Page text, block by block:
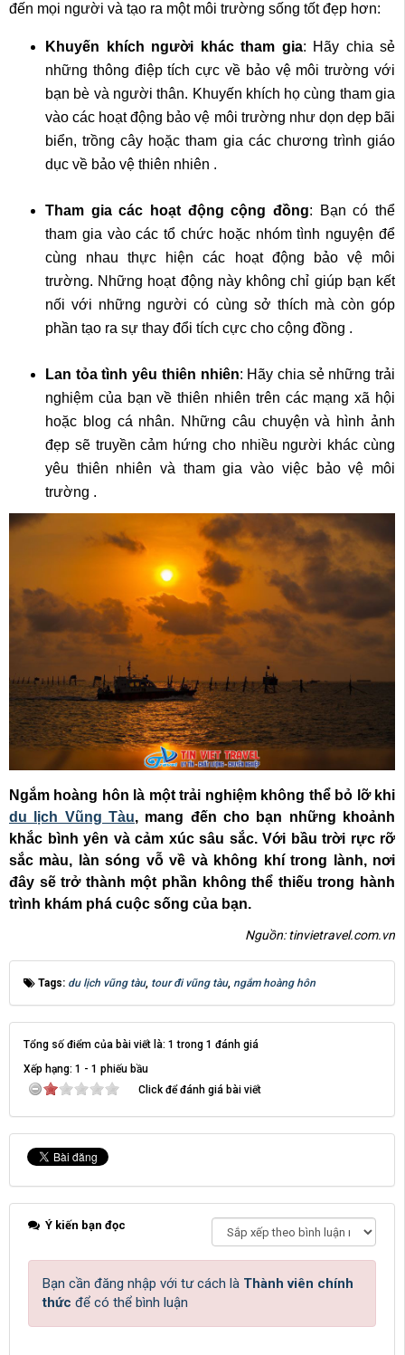
đến mọi người và tạo ra một môi trường sống tốt đẹp hơn:
Khuyến khích người khác tham gia: Hãy chia sẻ
những thông điệp tích cực về bảo vệ môi trường với
bạn bè và người thân. Khuyến khích họ cùng tham gia
vào các hoạt động bảo vệ môi trường như dọn dẹp bãi
biển, trồng cây hoặc tham gia các chương trình giáo
dục về bảo vệ thiên nhiên .
Tham gia các hoạt động cộng đồng: Bạn có thể
tham gia vào các tổ chức hoặc nhóm tình nguyện để
cùng nhau thực hiện các hoạt động bảo vệ môi
trường. Những hoạt động này không chỉ giúp bạn kết
nối với những người có cùng sở thích mà còn góp
phần tạo ra sự thay đổi tích cực cho cộng đồng .
Lan tỏa tình yêu thiên nhiên: Hãy chia sẻ những trải
nghiệm của bạn về thiên nhiên trên các mạng xã hội
hoặc blog cá nhân. Những câu chuyện và hình ảnh
đẹp sẽ truyền cảm hứng cho nhiều người khác cùng
yêu thiên nhiên và tham gia vào việc bảo vệ môi
trường .
Ngắm hoàng hôn là một trải nghiệm không thể bỏ lỡ khi
du lịch Vũng Tàu, mang đến cho bạn những khoảnh
khắc bình yên và cảm xúc sâu sắc. Với bầu trời rực rỡ
sắc màu, làn sóng vỗ về và không khí trong lành, nơi
đây sẽ trở thành một phần không thể thiếu trong hành
trình khám phá cuộc sống của bạn.
Nguồn: tinvietravel.com.vn
Tags: du lịch vũng tàu, tour đi vũng tàu, ngắm hoàng hôn
Tổng số điểm của bài viết là: 1 trong 1 đánh giá
Xếp hạng: 1 - 1 phiếu bầu
Click để đánh giá bài viết
Ý kiến bạn đọc
Bạn cần đăng nhập với tư cách là Thành viên chính
thức để có thể bình luận